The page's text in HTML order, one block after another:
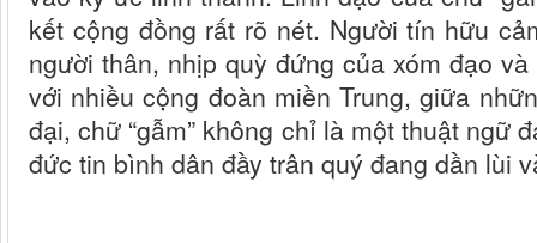
kết cộng đồng rất rõ nét. Người tín hữu
người thân, nhịp quỳ đứng của xóm đạo
với nhiều cộng đoàn miền Trung, giữa
đại, chữ “gẫm” không chỉ là một thuật ngữ
đức tin bình dân đầy trân quý đang dần lùi